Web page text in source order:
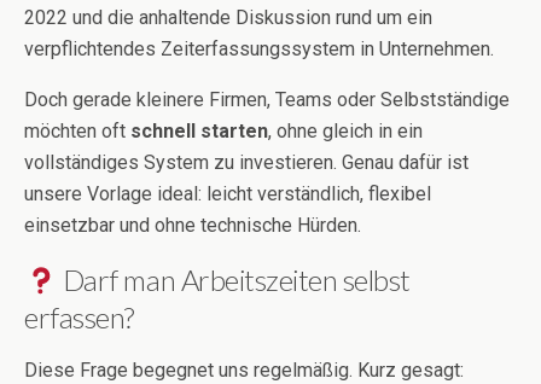
2022 und die anhaltende Diskussion rund um ein
verpflichtendes Zeiterfassungssystem in Unternehmen.
Doch gerade kleinere Firmen, Teams oder Selbstständige
möchten oft schnell starten, ohne gleich in ein
vollständiges System zu investieren. Genau dafür ist
unsere Vorlage ideal: leicht verständlich, flexibel
einsetzbar und ohne technische Hürden.
Darf man Arbeitszeiten selbst
erfassen?
Diese Frage begegnet uns regelmäßig. Kurz gesagt: